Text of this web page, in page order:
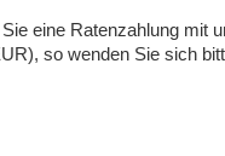
eine Ratenzahlung mit
so wenden Sie sich